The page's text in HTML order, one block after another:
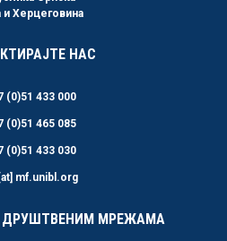
и Херцеговина
НАС
(0)51 433 000
(0)51 465 085
(0)51 433 030
mf.unibl.org
ДРУШТВЕНИМ МРЕЖАМА